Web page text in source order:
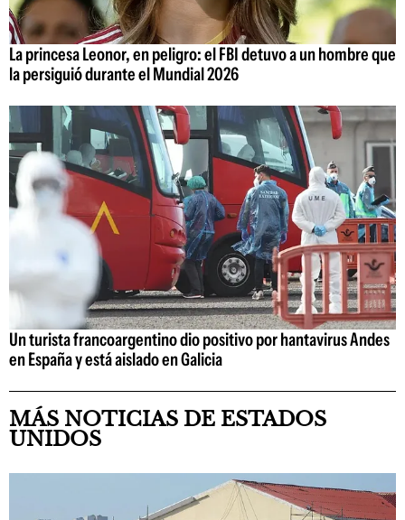
La princesa Leonor, en peligro: el FBI detuvo a un hombre que
la persiguió durante el Mundial 2026
Un turista francoargentino dio positivo por hantavirus Andes
en España y está aislado en Galicia
MÁS NOTICIAS DE ESTADOS
UNIDOS